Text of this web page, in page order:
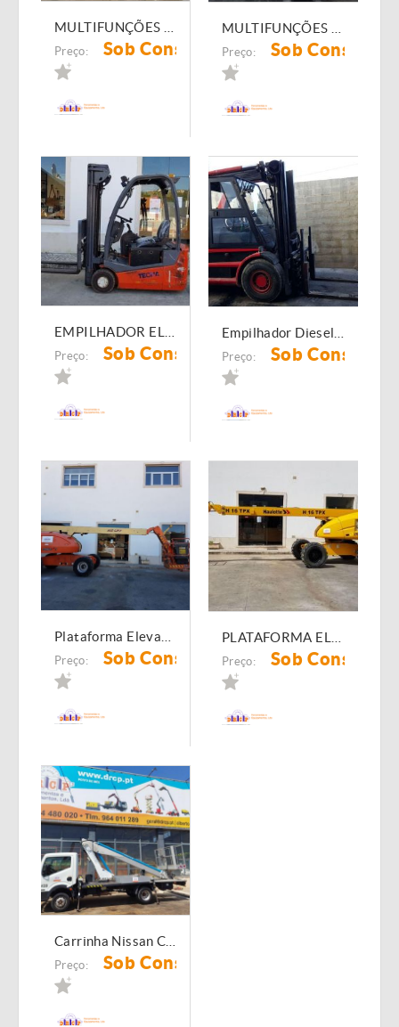
Preço: Sob Consulta Preço: Sob Consulta
Preço: Sob Consulta Preço: Sob Consulta
Preço: Sob Consulta Preço: Sob Consulta
Preço: Sob Consulta